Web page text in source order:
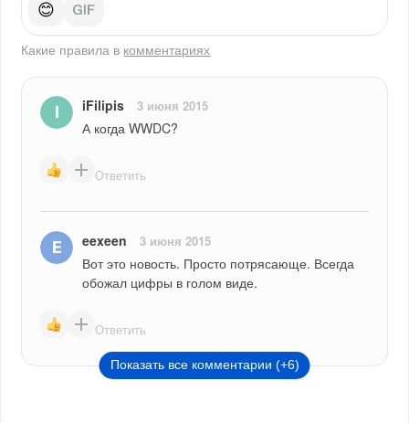
😊
Какие правила в комментариях
iFilipis 3 июня 2015
А когда WWDC?
Ответить
eexeen 3 июня 2015
Вот это новость. Просто потрясающе. Всегда
обожал цифры в голом виде.
Ответить
Показать все комментарии (+6)